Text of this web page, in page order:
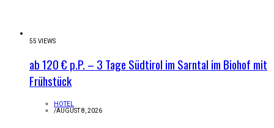
55 VIEWS
ab 120 € p.P. – 3 Tage Südtirol im Sarntal im Biohof mit
Frühstück
HOTEL
/AUGUST 8, 2026